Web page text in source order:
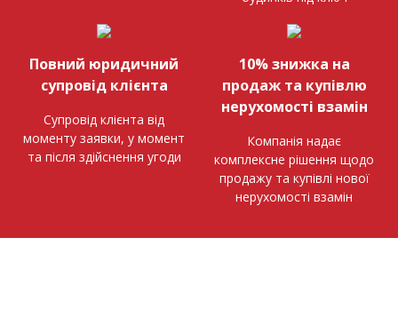
Повний юридичний
супровід клієнта
Супровід клієнта від
моменту заявки, у момент
та після здійснення угоди
10% знижка на
продаж та купівлю
нерухомості взамін
Компанія надає
комплексне рішення щодо
продажу та купівлі нової
нерухомості взамін